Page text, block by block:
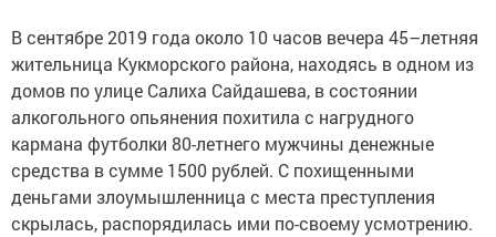
В сентябре 2019 года около 10 часов вечера 45–летняя
жительница Кукморского района, находясь в одном из
домов по улице Салиха Сайдашева, в состоянии
алкогольного опьянения похитила с нагрудного
кармана футболки 80-летнего мужчины денежные
средства в сумме 1500 рублей. С похищенными
деньгами злоумышленница с места преступления
скрылась, распорядилась ими по-своему усмотрению.